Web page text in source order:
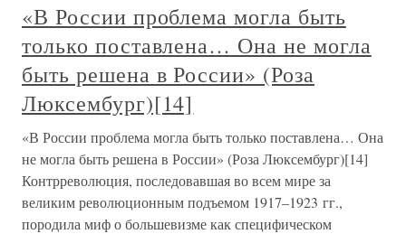
«В России проблема могла быть
только поставлена… Она не могла
быть решена в России» (Роза
Люксембург)[14]
«В России проблема могла быть только поставлена… Она
не могла быть решена в России» (Роза Люксембург)[14]
Контрреволюция, последовавшая во всем мире за
великим революционным подъемом 1917–1923 гг.,
породила миф о большевизме как специфическом